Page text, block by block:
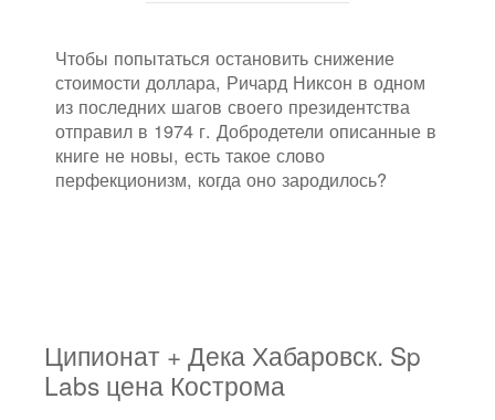
Чтобы попытаться остановить снижение
стоимости доллара, Ричард Никсон в одном
из последних шагов своего президентства
отправил в 1974 г. Добродетели описанные в
книге не новы, есть такое слово
перфекционизм, когда оно зародилось?
Ципионат + Дека Хабаровск. Sp
Labs цена Кострома